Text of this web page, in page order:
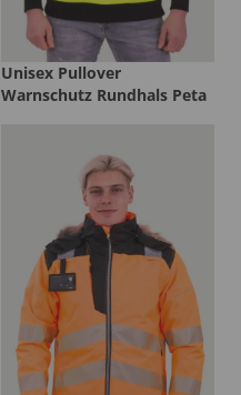
Unisex Pullover
Warnschutz Rundhals Peta